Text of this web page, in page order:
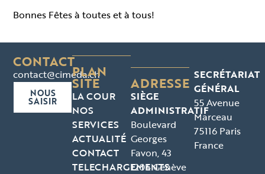
Bonnes Fêtes à toutes et à tous!
CONTACT
contact@cimeda.ch
NOUS
SAISIR
PLAN
SITE
LA COUR
NOS
SERVICES
ACTUALITÉ
CONTACT
TELECHARGEMENTS
ADRESSE
SIÈGE
ADMINISTRATIF
Boulevard
Georges
Favon, 43
1204 Genève
SECRÉTARIAT
GÉNÉRAL
55 Avenue
Marceau
75116 Paris
France